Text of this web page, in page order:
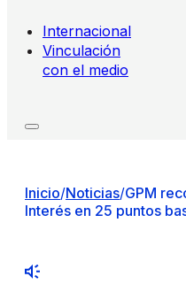
Internacional
Vinculación
con el medio
Inicio/Noticias/GPM
Interés en 25 puntos